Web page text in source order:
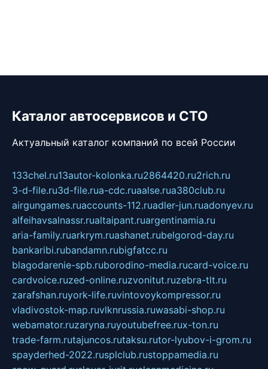
Каталог автосервисов и СТО
Актуальный каталог компаний по всей России
133chel.ru13autor-kolonka.ru2864420.ru2rich.ru
3-d-file.ru3d-file.rua-cdc.ruaalse.rua380club.ru
airgungames.ruaccounts-112.ruadler-jun.ruadonyev.ru
alfeihavsalnassr.rualtaipant.ruargentinamia.ru
aria-family.ruarkrym.ruashanet.rubelgorod-day.ru
bankaribi.rubandamn.rubigfatcc.ru
blagodarenie-spb.ruborodino-media.rucard-voice.ru
cardvoice.ruzed-online.ruzvonitut.ruzebra-tlt.ru
zarafshan.ruyork-life.ruvintovoykompressor.ru
vladivostok-map.ruvlknrussia.ruwasabi-shop.ru
webamator.ruzaryna.ruyoutubefree.rux-ton.ru
trade-farm.rutajuncos.rutaksu.rutor-lyubov-i-grom.ru
spayderhed-2022.rusplclub.rustoppamedia.ru